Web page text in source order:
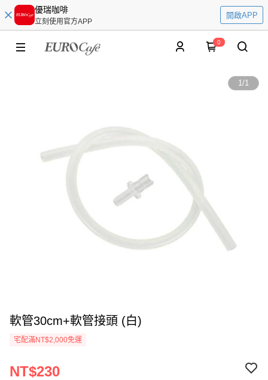
優瑞咖啡
立刻使用官方APP
開啟APP
0
1/1
軟管30cm+軟管接頭 (白)
宅配滿NT$2,000免運
NT$230